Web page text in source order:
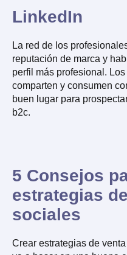
LinkedIn
La red de los
reputación de marca y
perfil más profesional.
comparten y consumen
buen lugar para
b2c.
5 Consejos
estrategias
sociales
Crear estrategias de